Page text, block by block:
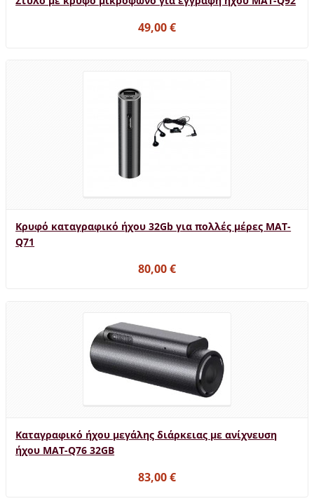
49,00 €
Κρυφό καταγραφικό ήχου 32Gb για πολλές μέρες MAT-
Q71
80,00 €
Καταγραφικό ήχου μεγάλης διάρκειας με ανίχνευση
ήχου MAT-Q76 32GB
83,00 €